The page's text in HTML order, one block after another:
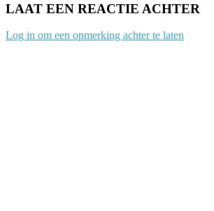
LAAT EEN REACTIE ACHTER
Log in om een opmerking achter te laten